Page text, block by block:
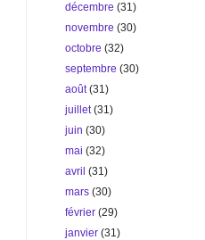
décembre(31)
novembre(30)
octobre(32)
septembre(30)
août(31)
juillet(31)
juin(30)
mai(32)
avril(31)
mars(30)
février(29)
janvier(31)